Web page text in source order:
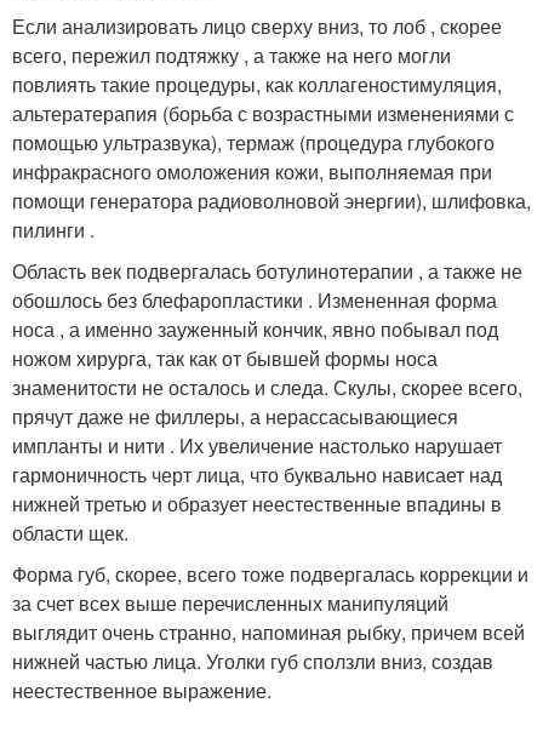
Если анализировать лицо сверху вниз, то лоб , скорее
всего, пережил подтяжку , а также на него могли
повлиять такие процедуры, как коллагеностимуляция,
альтератерапия (борьба с возрастными изменениями с
помощью ультразвука), термаж (процедура глубокого
инфракрасного омоложения кожи, выполняемая при
помощи генератора радиоволновой энергии), шлифовка,
пилинги .
Область век подвергалась ботулинотерапии , а также не
обошлось без блефаропластики . Измененная форма
носа , а именно зауженный кончик, явно побывал под
ножом хирурга, так как от бывшей формы носа
знаменитости не осталось и следа. Скулы, скорее всего,
прячут даже не филлеры, а нерассасывающиеся
импланты и нити . Их увеличение настолько нарушает
гармоничность черт лица, что буквально нависает над
нижней третью и образует неестественные впадины в
области щек.
Форма губ, скорее, всего тоже подвергалась коррекции и
за счет всех выше перечисленных манипуляций
выглядит очень странно, напоминая рыбку, причем всей
нижней частью лица. Уголки губ сползли вниз, создав
неестественное выражение.